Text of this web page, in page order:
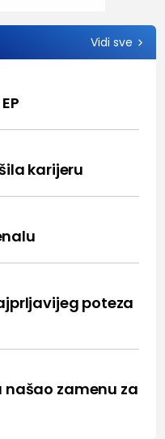
Vidi sve
karijeru
poteza
zamenu za